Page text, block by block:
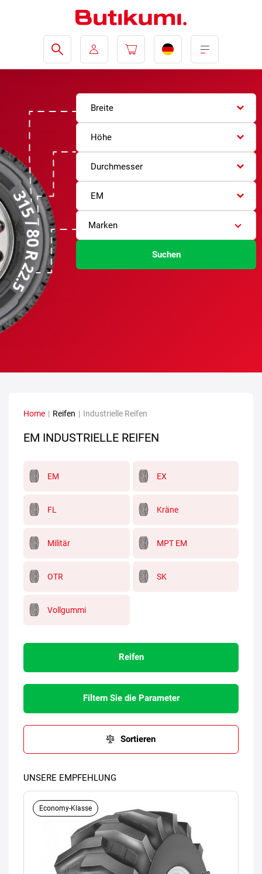
Breite
Höhe
Durchmesser
EM
Marken
Suchen
Home | Reifen | Industrielle Reifen
EM INDUSTRIELLE REIFEN
EM EX
FL Kräne
Militär MPT EM
OTR SK
Vollgummi
Reifen
Filtern Sie die Parameter
Sortieren
UNSERE EMPFEHLUNG
Economy-Klasse